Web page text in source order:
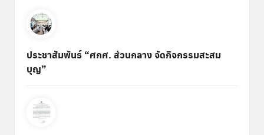
ประชาสัมพันธ์ “ศกศ. ส่วนกลาง จัดกิจกรรมสะสม
บุญ”